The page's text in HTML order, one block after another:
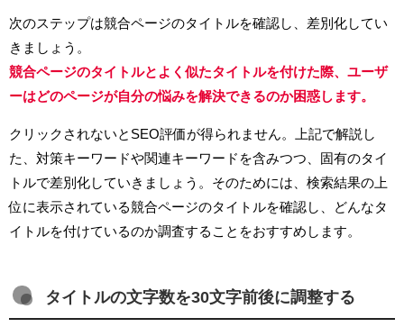
次のステップは競合ページのタイトルを確認し、差別化してい
きましょう。
競合ページのタイトルとよく似たタイトルを付けた際、ユーザ
ーはどのページが自分の悩みを解決できるのか困惑します。
クリックされないとSEO評価が得られません。上記で解説し
た、対策キーワードや関連キーワードを含みつつ、固有のタイ
トルで差別化していきましょう。そのためには、検索結果の上
位に表示されている競合ページのタイトルを確認し、どんなタ
イトルを付けているのか調査することをおすすめします。
タイトルの文字数を30文字前後に調整する